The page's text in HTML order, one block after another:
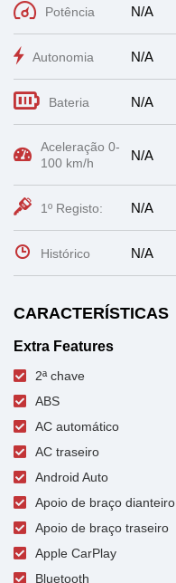
Potência N/A
Autonomia N/A
Bateria N/A
Aceleração 0-
100 km/h
N/A
1º Registo: N/A
Histórico N/A
CARACTERÍSTICAS
Extra Features
2ª chave
ABS
AC automático
AC traseiro
Android Auto
Apoio de braço dianteiro
Apoio de braço traseiro
Apple CarPlay
Bluetooth